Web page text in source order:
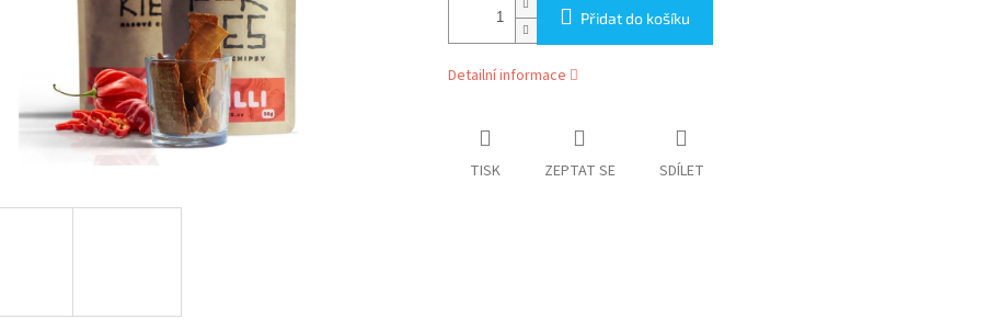
Přidat do košíku
Detailní informace
TISK ZEPTAT SE SDÍLET